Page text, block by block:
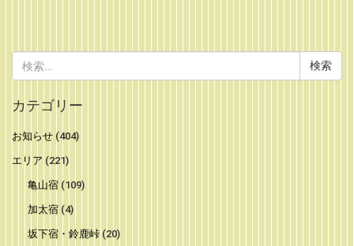
索:
カテゴリー
お知らせ (404)
エリア (221)
亀山宿(109)
加太宿(4)
坂下宿・鈴鹿峠(20)